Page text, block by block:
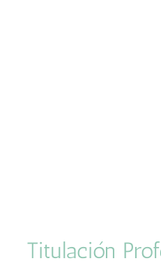
Titulación